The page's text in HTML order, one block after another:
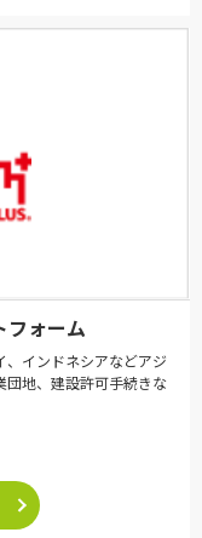
フォーム
インドネシアなどアジ
団地、建設許可手続きな